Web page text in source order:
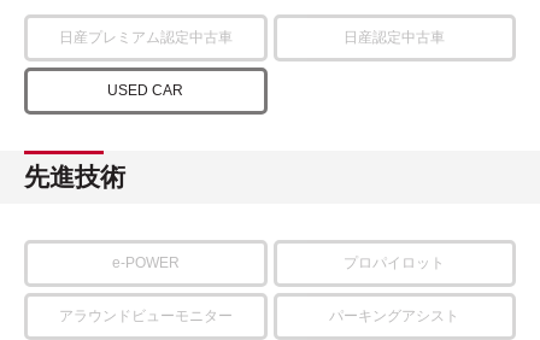
日産プレミアム認定中古車 日産認定中古車
USED CAR
先進技術
e-POWER プロパイロット
アラウンドビューモニター パーキングアシスト